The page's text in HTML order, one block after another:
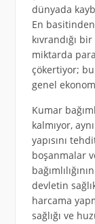
dünyada
En
kıvrandığı
miktarda
çökertiyor;
genel
Kumar
kalmıyor,
yapısını
boşanmalar
devletin
harcama
sağlığı ve